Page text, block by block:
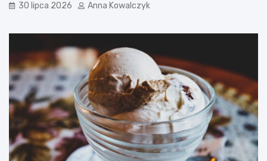
30 lipca 2026 Anna Kowalczyk